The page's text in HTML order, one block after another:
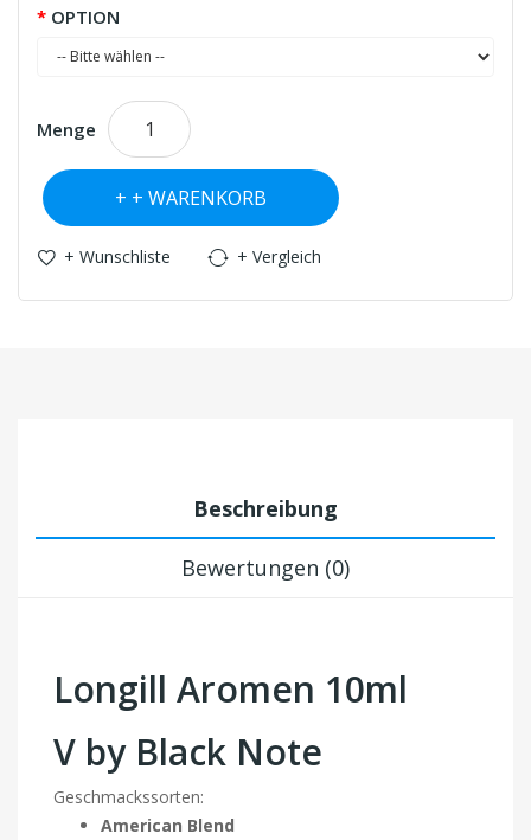
OPTION
Menge
+ WARENKORB
+ Wunschliste + Vergleich
Beschreibung
Bewertungen (0)
Longill Aromen 10ml
V by Black Note
Geschmackssorten:
American Blend